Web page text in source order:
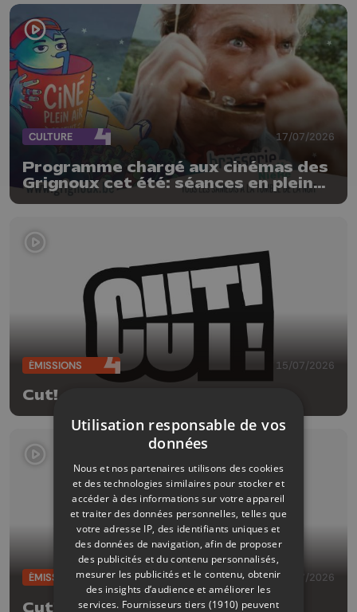
CULTURE 17/07/2026
Programme chargé aux cinémas des
Grignoux cet été: séances en plein
ÉMISSIONS 15/07/2026
Cut!
ÉMISSIONS 08/07/2026
Cut!
Utilisation responsable de vos
données
Nous et nos partenaires utilisons des cookies
et des technologies similaires pour stocker et
accéder à des informations sur votre appareil
et traiter des données personnelles, telles que
votre adresse IP, des identifiants uniques et
des données de navigation, afin de proposer
des publicités et du contenu personnalisés,
mesurer les publicités et le contenu, obtenir
des insights d’audience et améliorer les
services. Fournisseurs tiers (1910) peuvent